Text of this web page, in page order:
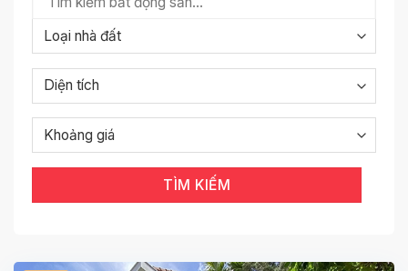
gian sống cao cấp gần Hồ Tây.
Giá thuêbiệt thự tại Tây Hồ dao động từ
1.000 –
5.000 USD/tháng, tùy thuộc vào vị trí, diện tích và
tiện nghi đi kèm.
Biệt thự thường nằm tại các khu vực yên tĩnh, giao
thông thuận tiện, gần trường quốc tế, trung tâm mua
sắm và các tiện ích sống chất lượng cao.
Liên hệ ngay để được tư vấn & xem nhà miễn
TÌM KIẾM